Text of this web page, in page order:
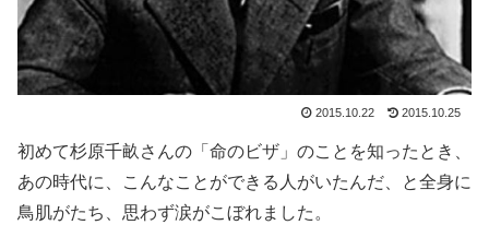
2015.10.22 2015.10.25
初めて杉原千畝さんの 「命のビザ」のことを知ったとき、
あの時代に、こんなことができる人がいたんだ、と全身に
鳥肌がたち、思わず涙がこぼれました。